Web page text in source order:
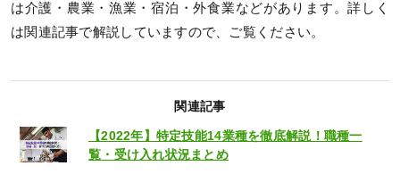
は介護・農業・漁業・宿泊・外食業などがあります。詳しく
は関連記事で解説していますので、ご覧ください。
関連記事
【2022年】特定技能14業種を徹底解説！職種一
覧・受け入れ状況まとめ